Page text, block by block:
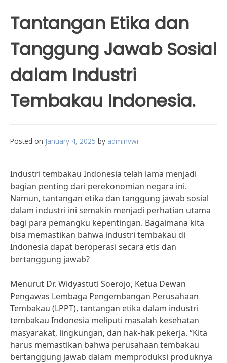
Tantangan Etika dan
Tanggung Jawab Sosial
dalam Industri
Tembakau Indonesia.
Posted on January 4, 2025 by adminvwr
Industri tembakau Indonesia telah lama menjadi
bagian penting dari perekonomian negara ini.
Namun, tantangan etika dan tanggung jawab sosial
dalam industri ini semakin menjadi perhatian utama
bagi para pemangku kepentingan. Bagaimana kita
bisa memastikan bahwa industri tembakau di
Indonesia dapat beroperasi secara etis dan
bertanggung jawab?
Menurut Dr. Widyastuti Soerojo, Ketua Dewan
Pengawas Lembaga Pengembangan Perusahaan
Tembakau (LPPT), tantangan etika dalam industri
tembakau Indonesia meliputi masalah kesehatan
masyarakat, lingkungan, dan hak-hak pekerja. “Kita
harus memastikan bahwa perusahaan tembakau
bertanggung jawab dalam memproduksi produknya